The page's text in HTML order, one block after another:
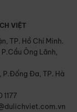
VIỆT
TP. Hồ Chí Minh.
Ông Lãnh,
Đa, TP. Hà
1177